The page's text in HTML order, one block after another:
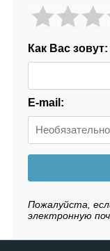
Как Вас зовут:
E-mail:
Пожалуйста,
электронную